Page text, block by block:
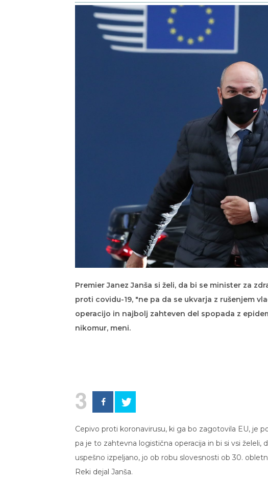
Premier Janez Janša si želi, da bi se minister za
proti covidu-19, "ne pa da se ukvarja z rušenjem
operacijo in najbolj zahteven del spopada z
nikomur, meni.
3
Cepivo proti koronavirusu, ki ga bo zagotovila EU, je
pa je to zahtevna logistična operacija in bi si vsi
uspešno izpeljano, jo ob robu slovesnosti ob 30.
Reki dejal Janša.